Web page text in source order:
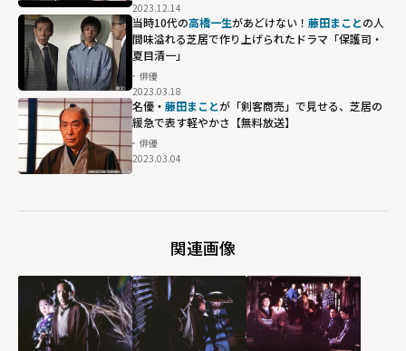
2023.12.14
当時10代の高橋一生があどけない！ 藤田まことの人
間味溢れる芝居で作り上げられたドラマ「保護司・
夏目清一」
俳優
2023.03.18
名優・ 藤田まことが「剣客商売」で見せる、芝居の
緩急で表す軽やかさ【無料放送】
俳優
2023.03.04
関連画像